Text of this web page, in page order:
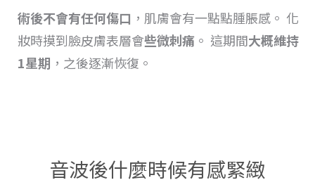
術後不會有任何傷口 ，肌膚會有一點點腫脹感。 化
妝時摸到臉皮膚表層會些微刺痛 。 這期間大概維持
1星期 ，之後逐漸恢復 。
音波後什麼時候有感緊緻